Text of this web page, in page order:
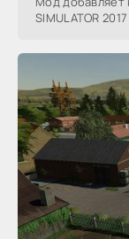
SIMULATOR 2017